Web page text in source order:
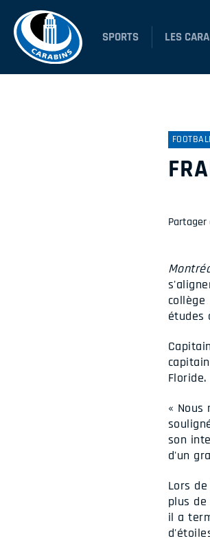
SPORTS LES
études
Floride.
«
son
d'un
Lors
plus
il a